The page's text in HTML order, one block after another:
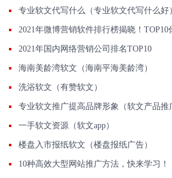
专业软文代写什么（专业软文代写什么好
2021年国内网络营销公司排名TOP10
海南美龄湾软文（海南平海美龄湾）
洗浴软文（有赞软文）
专业软文推广提高品牌形象（软文产品推
一手软文资源（软文app）
楼盘入市报纸软文（楼盘报纸广告）
10种高效大型网站推广方法，快来学习！